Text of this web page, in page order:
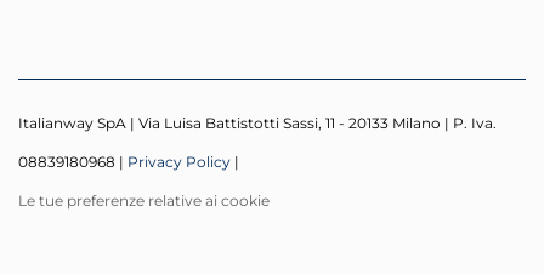
Italianway SpA | Via Luisa Battistotti Sassi, 11 - 20133 Milano | P. Iva.
08839180968 | Privacy Policy |
Le tue preferenze relative ai cookie